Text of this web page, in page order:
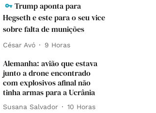
Trump aponta para
Hegseth e este para o seu vice
sobre falta de munições
César Avó 9 Horas
Alemanha: avião que estava
junto a drone encontrado
com explosivos afinal não
tinha armas para a Ucrânia
Susana Salvador 10 Horas